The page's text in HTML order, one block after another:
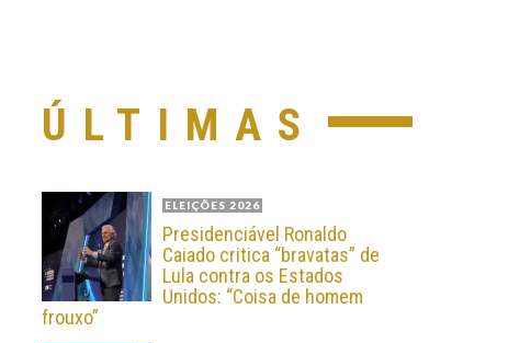
ÚLTIMAS
ELEIÇÕES 2026
Presidenciável Ronaldo
Caiado critica “bravatas” de
Lula contra os Estados
Unidos: “Coisa de homem
frouxo”